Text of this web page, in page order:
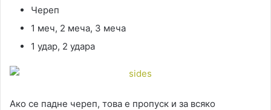
Череп
1 меч, 2 меча, 3 меча
1 удар, 2 удара
Ако се падне череп, това е пропуск и за всяко